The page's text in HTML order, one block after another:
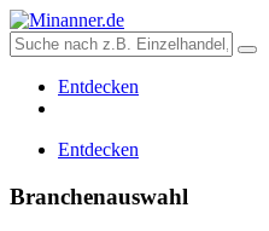
Entdecken
Entdecken
Branchenauswahl